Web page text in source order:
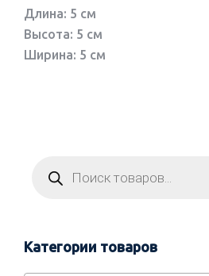
Длина: 5 см
Высота: 5 см
Ширина: 5 см
Категории товаров